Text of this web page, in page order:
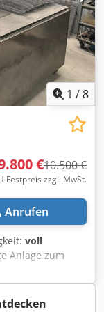
1 /8
€10.500 €
Festpreis zzgl. MwSt.
Anrufen
voll
Anlage zum
Stahldrähten der
über drei